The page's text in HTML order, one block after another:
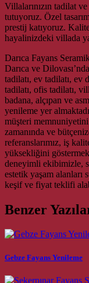
Villalarınızın tadilat
tutuyoruz. Özel
prestij katıyoruz.
hayalinizdeki villada
Darıca Fayans
Darıca ve
tadilatı, ev tadilatı, ev
tadilatı, ofis tadilatı,
badana, alçıpan ve
yenileme yer
müşteri
zamanında ve
referanslarımız, iş
yüksekliğini
deneyimli ekibimizle,
estetik yaşam
keşif ve fiyat teklifi
Benzer
Gebze Fayans Yenileme